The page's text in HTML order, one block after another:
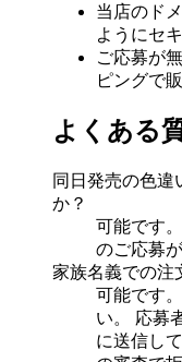
当店のド
ようにセ
ご応募が
ピングで
よくある
同日発売の色違
か？
可能です
のご応募
家族名義での注
可能です
い。 応募
に送信し